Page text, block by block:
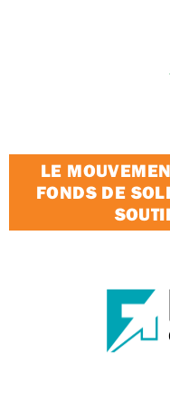
LE
FONDS DE